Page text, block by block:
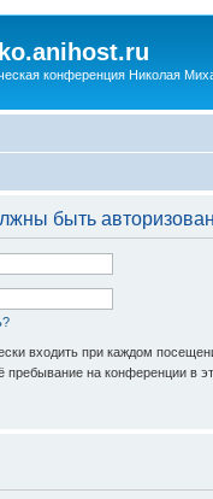
конференция Николая
быть
входить при каждом
пребывание на конференции в